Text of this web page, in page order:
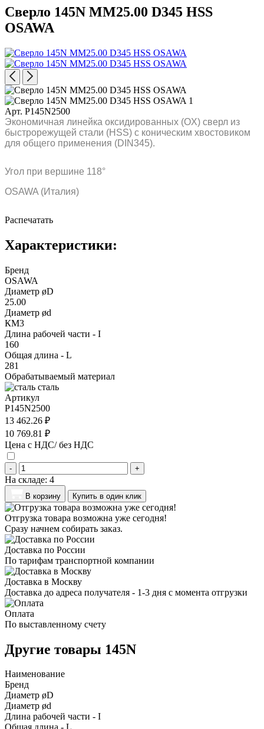
Сверло 145N MM25.00 D345 HSS
OSAWA
Арт. P145N2500
Экономичная линейка оксидированных (OX) сверл из
быстрорежущей стали (HSS) с коническим хвостовиком
для общего применения (DIN345).
Угол при вершине 118°
OSAWA (Италия)
Распечатать
Характеристики:
Бренд
OSAWA
Диаметр øD
25.00
Диаметр ød
КМ3
Длина рабочей части - I
160
Общая длина - L
281
Обрабатываемый материал
сталь
Артикул
P145N2500
13 462.26 ₽
10 769.81 ₽
Цена с НДС/ без НДС
- +
На складе: 4
В корзину Купить в один клик
Отгрузка товара возможна уже сегодня!
Сразу начнем собирать заказ.
Доставка по России
По тарифам транспортной компании
Доставка в Москву
Доставка до адреса получателя - 1-3 дня с момента отгрузки
Оплата
По выставленному счету
Другие товары 145N
Наименование
Бренд
Диаметр øD
Диаметр ød
Длина рабочей части - I